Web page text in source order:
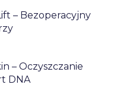
– Bezoperacyjny
– Oczyszczanie
DNA